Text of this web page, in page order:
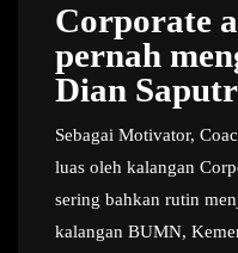
Corporate
pernah
Dian
Sebagai Motivator,
luas oleh kalangan
sering bahkan rutin
kalangan BUMN,